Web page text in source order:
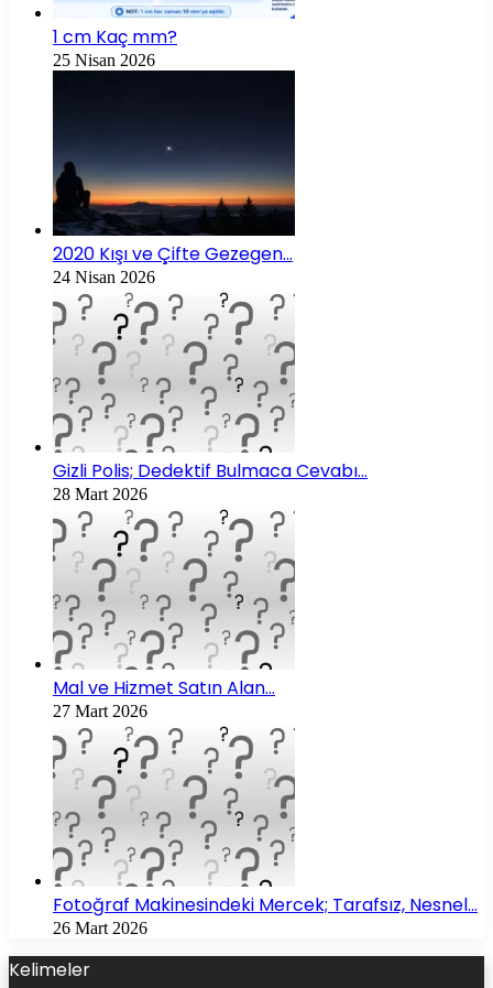
1 cm Kaç mm?
25 Nisan 2026
2020 Kışı ve Çifte Gezegen…
24 Nisan 2026
Gizli Polis; Dedektif Bulmaca Cevabı…
28 Mart 2026
Mal ve Hizmet Satın Alan…
27 Mart 2026
Fotoğraf Makinesindeki Mercek; Tarafsız, Nesnel…
26 Mart 2026
Kelimeler